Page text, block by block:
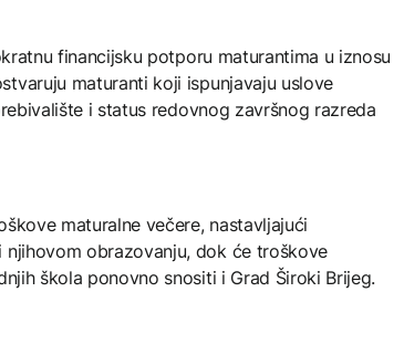
financijsku potporu maturantima u iznosu
maturanti koji ispunjavaju uslove
i status redovnog završnog razreda
maturalne večere, nastavljajući
obrazovanju, dok će troškove
škola ponovno snositi i Grad Široki Brijeg.